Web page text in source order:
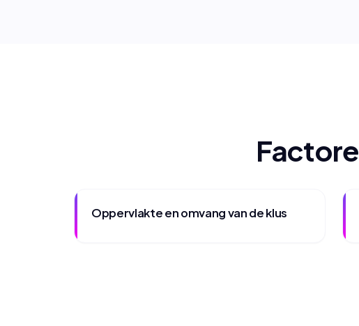
Oppervlakte en omvang van de klus